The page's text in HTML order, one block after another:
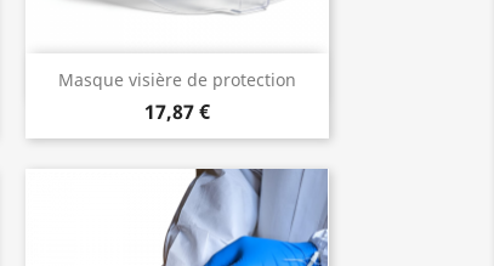
Masque visière de protection
17,87 €
Aperçu rapide